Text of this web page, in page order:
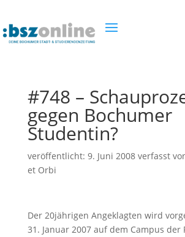
#748 –
gegen Bochumer
Studentin?
veröffentlicht: 9. Juni 2008verfasst
et Orbi
Der 20jährigen Angeklagten wird
31. Januar 2007 auf dem Campus der